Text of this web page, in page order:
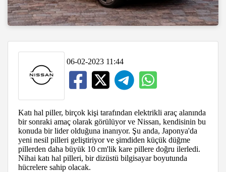
06-02-2023 11:44
Katı hal piller, birçok kişi tarafından elektrikli araç alanında
bir sonraki amaç olarak görülüyor ve Nissan, kendisinin bu
konuda bir lider olduğuna inanıyor. Şu anda, Japonya'da
yeni nesil pilleri geliştiriyor ve şimdiden küçük düğme
pillerden daha büyük 10 cm'lik kare pillere doğru ilerledi.
Nihai katı hal pilleri, bir dizüstü bilgisayar boyutunda
hücrelere sahip olacak.